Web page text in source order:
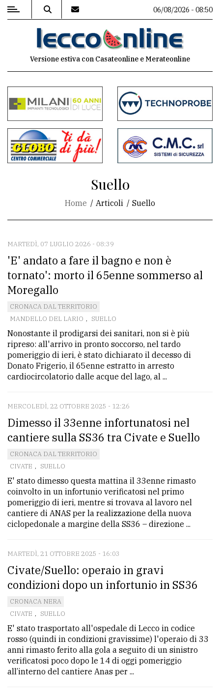
MENU
commenti
Contenuti
del
sito
CONTATTI
La
redazione
Scrivici
Per
la
tua
pubblicità
CERCA
per
comune
Ricerca
avanzata
LE
ALTRE
TESTATE
PRIVACY
Privacy
Cookie
policy
06/08/2026 - 08:50
Versione estiva con Casateonline e Merateonline
Suello
Home Articoli Suello
MARTEDÌ, 07 LUGLIO 2026 - 08:39
'E' andato a fare il bagno e non è
tornato': morto il 65enne sommerso al
Moregallo
CRONACA DAL TERRITORIO
MANDELLO DEL LARIO , SUELLO
Nonostante il prodigarsi dei sanitari, non si è più
ripreso: all'arrivo in pronto soccorso, nel tardo
pomeriggio di ieri, è stato dichiarato il decesso di
Donato Frigerio, il 65enne estratto in arresto
cardiocircolatorio dalle acque del lago, al ...
MERCOLEDÌ, 22 OTTOBRE 2025 - 12:26
Dimesso il 33enne infortunatosi nel
cantiere sulla SS36 tra Civate e Suello
CRONACA DAL TERRITORIO
CIVATE , SUELLO
E' stato dimesso questa mattina il 33enne rimasto
coinvolto in un infortunio verificatosi nel primo
pomeriggio di ieri, mentre si trovava al lavoro nel
cantiere di ANAS per la realizzazione della nuova
ciclopedonale a margine della SS36 – direzione ...
MARTEDÌ, 21 OTTOBRE 2025 - 16:03
Civate/Suello: operaio in gravi
condizioni dopo un infortunio in SS36
CRONACA NERA
CIVATE , SUELLO
E' stato trasportato all'ospedale di Lecco in codice
rosso (quindi in condizioni gravissime) l'operaio di 33
anni rimasto ferito alla gola a seguito di un sinistro
verificatosi poco dopo le 14 di oggi pomeriggio
all’interno del cantiere Anas per ...